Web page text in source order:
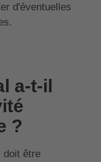
d'éventuelles
a-t-il
?
doit être